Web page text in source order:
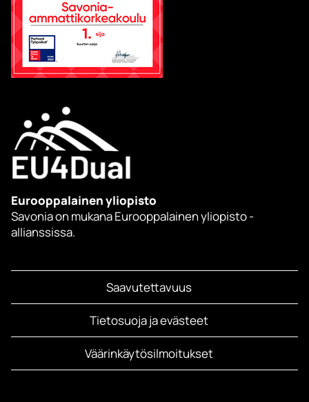
Eurooppalainen yliopisto
Savonia on mukana Eurooppalainen yliopisto -
allianssissa.
Saavutettavuus
Tietosuoja ja evästeet
Väärinkäytösilmoitukset